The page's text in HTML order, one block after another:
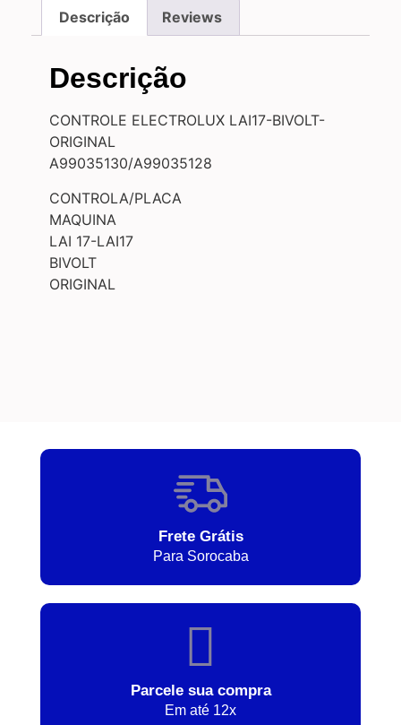
Descrição Reviews
Descrição
CONTROLE ELECTROLUX LAI17-BIVOLT-
ORIGINAL
A99035130/A99035128
CONTROLA/PLACA
MAQUINA
LAI 17-LAI17
BIVOLT
ORIGINAL
Frete Grátis
Para Sorocaba
Parcele sua compra
Em até 12x